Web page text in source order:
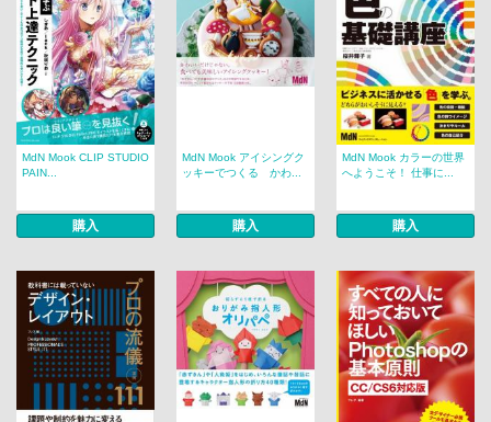
MdN Mook CLIP STUDIO
PAIN...
購入
MdN Mook アイシングク
ッキーでつくる かわ...
購入
MdN Mook カラーの世界
へようこそ！ 仕事に...
購入